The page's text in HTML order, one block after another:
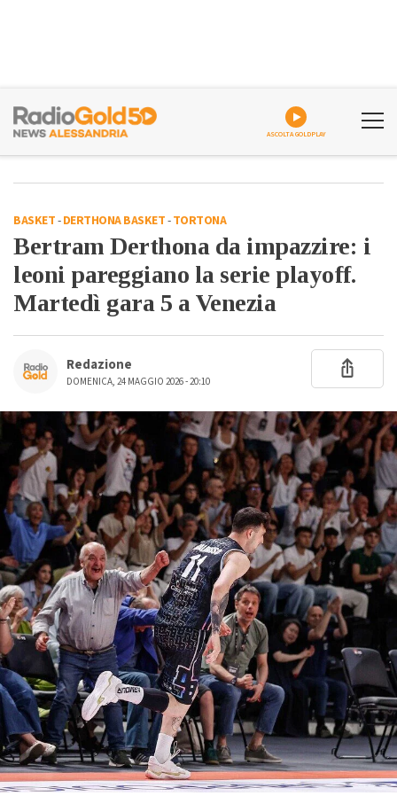
ASCOLTA GOLDPLAY
BASKET-DERTHONA BASKET-TORTONA
Bertram Derthona da impazzire: i
leoni pareggiano la serie playoff.
Martedì gara 5 a Venezia
Redazione
DOMENICA, 24 MAGGIO 2026 - 20:10